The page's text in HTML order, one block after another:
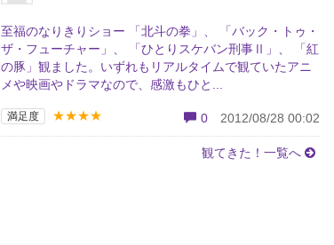
至福のなりきりショー 「北斗の拳」、 「バック・トゥ・
ザ・フューチャー」、 「ひとりスケバン刑事Ⅱ」、 「紅
の豚」観ました。いずれもリアルタイムで観ていたアニ
メや映画やドラマなので、感激もひと...
満足度 ★★★★ 0 2012/08/28 00:02
観てきた！一覧へ